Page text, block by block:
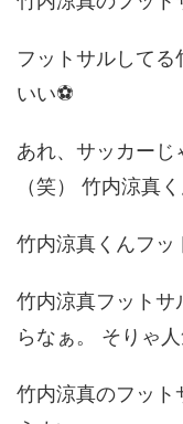
フットサルして
いい⚽
あれ、サッカー
（笑） 竹内涼真
竹内涼真くんフッ
竹内涼真フット
らなぁ。 そりゃ
竹内涼真のフッ